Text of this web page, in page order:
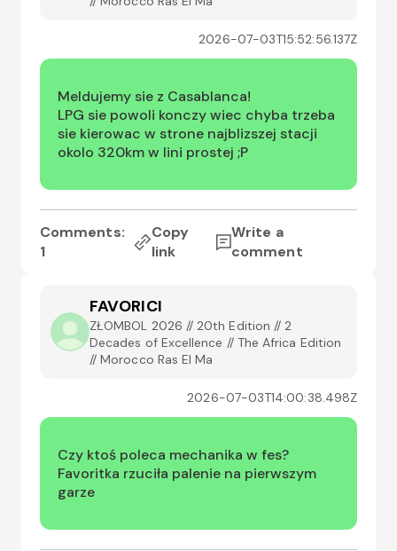
2026-07-03T15:52:56.137Z
Meldujemy sie z Casablanca!
LPG sie powoli konczy wiec chyba trzeba
sie kierowac w strone najblizszej stacji
okolo 320km w lini prostej ;P
Comments:
1
Copy
link
Write a
comment
FAVORICI
ZŁOMBOL 2026 // 20th Edition // 2
Decades of Excellence // The Africa Edition
// Morocco Ras El Ma
2026-07-03T14:00:38.498Z
Czy ktoś poleca mechanika w fes?
Favoritka rzuciła palenie na pierwszym
garze